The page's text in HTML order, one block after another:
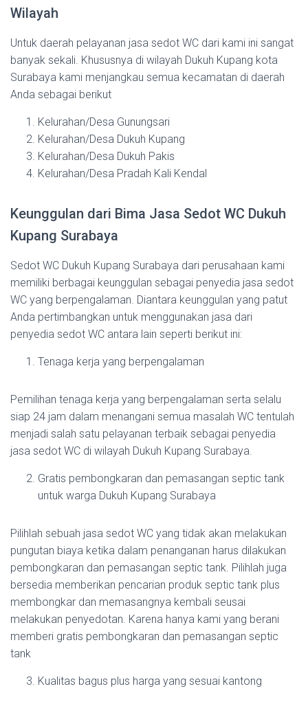
Wilayah
Untuk daerah pelayanan jasa sedot WC dari kami ini sangat
banyak sekali. Khususnya di wilayah Dukuh Kupang kota
Surabaya kami menjangkau semua kecamatan di daerah
Anda sebagai berikut
Kelurahan/Desa Gunungsari
Kelurahan/Desa Dukuh Kupang
Kelurahan/Desa Dukuh Pakis
Kelurahan/Desa Pradah Kali Kendal
Keunggulan dari Bima Jasa Sedot WC Dukuh
Kupang Surabaya
Sedot WC Dukuh Kupang Surabaya dari perusahaan kami
memiliki berbagai keunggulan sebagai penyedia jasa sedot
WC yang berpengalaman. Diantara keunggulan yang patut
Anda pertimbangkan untuk menggunakan jasa dari
penyedia sedot WC antara lain seperti berikut ini:
Tenaga kerja yang berpengalaman
Pemilihan tenaga kerja yang berpengalaman serta selalu
siap 24 jam dalam menangani semua masalah WC tentulah
menjadi salah satu pelayanan terbaik sebagai penyedia
jasa sedot WC di wilayah Dukuh Kupang Surabaya.
Gratis pembongkaran dan pemasangan septic tank
untuk warga Dukuh Kupang Surabaya
Pilihlah sebuah jasa sedot WC yang tidak akan melakukan
pungutan biaya ketika dalam penanganan harus dilakukan
pembongkaran dan pemasangan septic tank. Pilihlah juga
bersedia memberikan pencarian produk septic tank plus
membongkar dan memasangnya kembali seusai
melakukan penyedotan. Karena hanya kami yang berani
memberi gratis pembongkaran dan pemasangan septic
tank
Kualitas bagus plus harga yang sesuai kantong